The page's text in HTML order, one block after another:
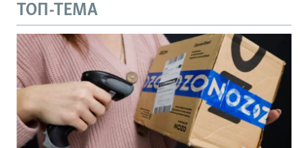
ТОП-ТЕМА